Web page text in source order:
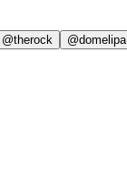
@therock @domelipa